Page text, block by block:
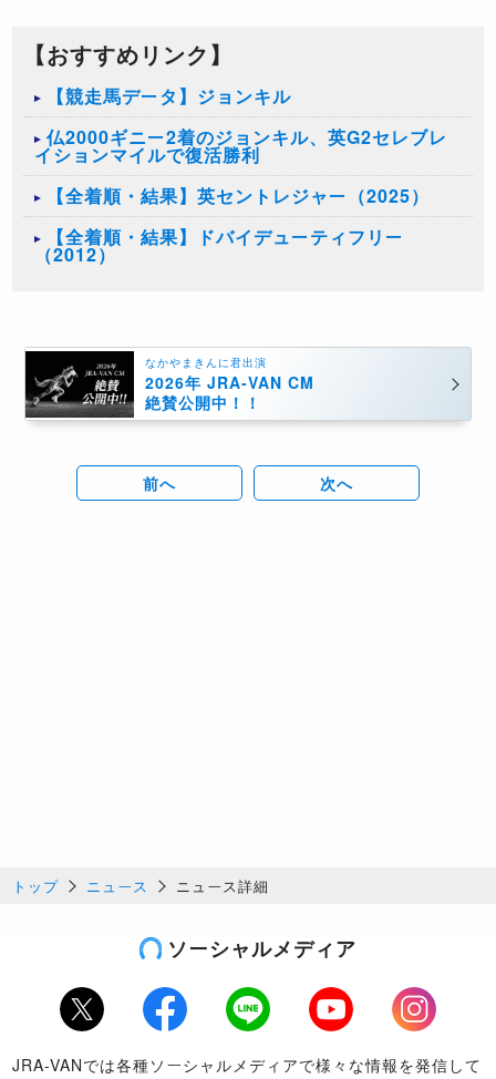
【おすすめリンク】
【競走馬データ】ジョンキル
仏2000ギニー2着のジョンキル、英G2セレブレ
イションマイルで復活勝利
【全着順・結果】英セントレジャー（2025）
【全着順・結果】ドバイデューティフリー
（2012）
なかやまきんに君出演
2026年 JRA-VAN CM
絶賛公開中！！
前へ 次へ
トップ ニュース ニュース詳細
ソーシャルメディア
Twitter Facebook LINE Youtube
Instagram
JRA-VANでは各種ソーシャルメディアで様々な情報を発信して